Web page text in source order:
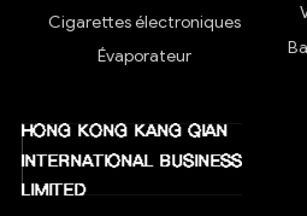
Cigarettes électroniques
Évaporateur